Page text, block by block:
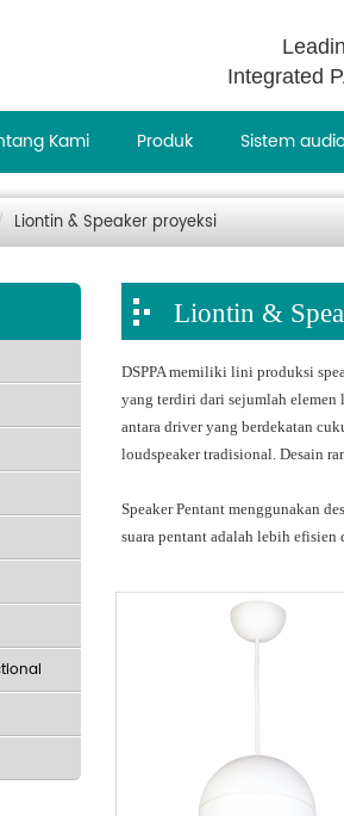
Integrated
Kami Produk Sistem
Liontin & Speaker proyeksi
Liontin &
DSPPA memiliki lini produksi
yang terdiri dari sejumlah elemen
antara driver yang berdekatan
loudspeaker tradisional. Desain
Speaker Pentant menggunakan
suara pentant adalah lebih